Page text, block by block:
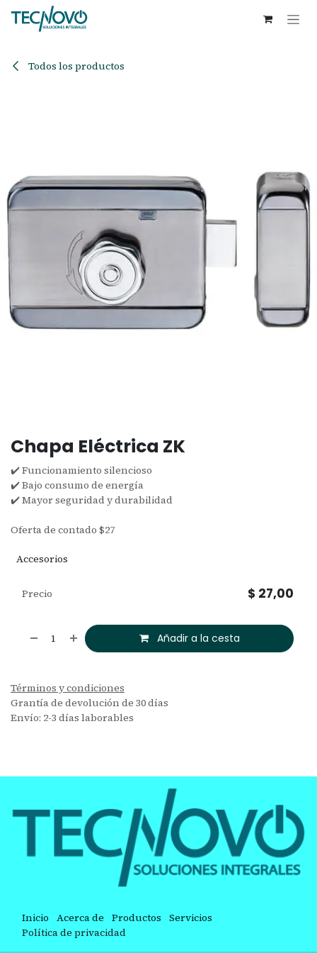
Ir al contenido
Todos los productos
Chapa Eléctrica ZK
✔️ Funcionamiento silencioso
✔️ Bajo consumo de energía
✔️ Mayor seguridad y durabilidad
Oferta de contado $27
Accesorios
Añadir a la cesta
Precio $ 27,00
Términos y condiciones
Grantía de devolución de 30 días
Envío: 2-3 días laborables
Inicio Acerca de Productos Servicios
Política de privacidad